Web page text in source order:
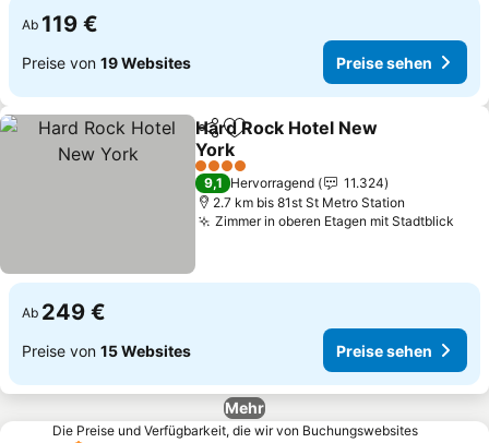
Ab 119 €
Preise von 19 Websites Preise sehen
TeilenZu Favoriten hinzufügen
Hard Rock Hotel New
York
Preise sehen
4 Sterne
9,1 Hervorragend
11.324
2.7 km bis 81st St Metro Station
Zimmer in oberen Etagen mit Stadtblick
Ab 249 €
Preise von 15 Websites Preise sehen
Mehr
Die Preise und Verfügbarkeit, die wir von Buchungswebsites